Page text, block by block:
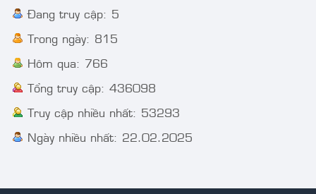
Đang truy cập: 5
Trong ngày: 815
Hôm qua: 766
Tổng truy cập: 436098
Truy cập nhiều nhất: 53293
Ngày nhiều nhất: 22.02.2025